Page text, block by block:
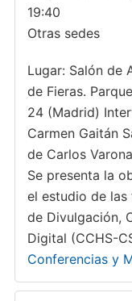
19:40
Otras sedes
Lugar: Salón de
de Fieras.
24 (Madrid)
Carmen Gaitán
de Carlos
Se presenta la
el estudio de las
de Divulgación,
Digital (CCHS-
Conferencias y